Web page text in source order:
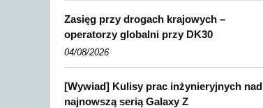
Zasięg przy drogach krajowych –
operatorzy globalni przy DK30
04/08/2026
[Wywiad] Kulisy prac inżynieryjnych nad
najnowszą serią Galaxy Z